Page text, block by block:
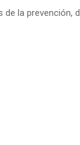
la prevención,